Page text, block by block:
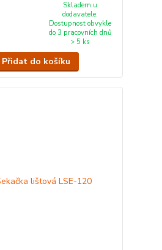
Skladem u
dodavatele.
Dostupnost obvykle
do 3 pracovních dnů
> 5 ks
Přidat do košíku